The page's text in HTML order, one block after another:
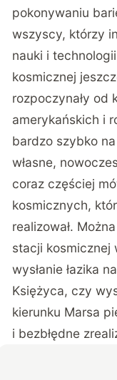
pokonywaniu
wszyscy, którzy
nauki i
kosmicznej
rozpoczynały od
amerykańskich i
bardzo szybko
własne,
coraz częściej
kosmicznych,
realizował.
stacji kosmicznej
wysłanie łazika
Księżyca, czy
kierunku Marsa
i bezbłędne